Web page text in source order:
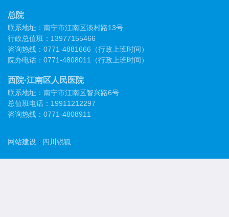
总院
联系地址：南宁市江南区淡村路13号
行政总值班：13977155466
咨询热线：0771-4881666（行政上班时间）
院办电话：0771-4808011（行政上班时间）
西院·江南区人民医院
联系地址：南宁市江南区智兴路6号
总值班电话：19911212297
咨询热线：0771-4808911
网站建设 ： 四川锐狐